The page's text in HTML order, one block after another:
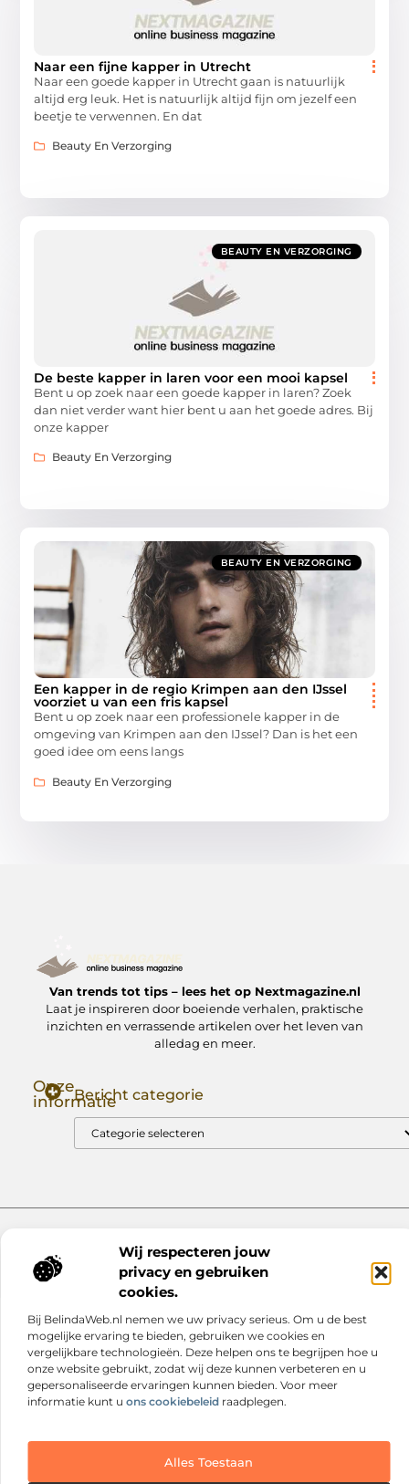
Wij respecteren jouw
privacy en gebruiken
cookies.
Bij BelindaWeb.nl nemen we uw privacy serieus. Om u de best
mogelijke ervaring te bieden, gebruiken we cookies en
vergelijkbare technologieën. Deze helpen ons te begrijpen hoe u
onze website gebruikt, zodat wij deze kunnen verbeteren en u
gepersonaliseerde ervaringen kunnen bieden. Voor meer
informatie kunt u ons cookiebeleid raadplegen.
Alles Toestaan
Naar een fijne kapper in Utrecht
Naar een goede kapper in Utrecht gaan is natuurlijk
altijd erg leuk. Het is natuurlijk altijd fijn om jezelf een
beetje te verwennen. En dat
Beauty En Verzorging
BEAUTY EN VERZORGING
De beste kapper in laren voor een mooi kapsel
Bent u op zoek naar een goede kapper in laren? Zoek
dan niet verder want hier bent u aan het goede adres. Bij
onze kapper
Beauty En Verzorging
BEAUTY EN VERZORGING
Een kapper in de regio Krimpen aan den IJssel
voorziet u van een fris kapsel
Bent u op zoek naar een professionele kapper in de
omgeving van Krimpen aan den IJssel? Dan is het een
goed idee om eens langs
Beauty En Verzorging
Van trends tot tips – lees het op Nextmagazine.nl
Laat je inspireren door boeiende verhalen, praktische
inzichten en verrassende artikelen over het leven van
alledag en meer.
Onze
informatieBericht categorie
@2025 www.nextmagazine.nl. All Right Reserved.